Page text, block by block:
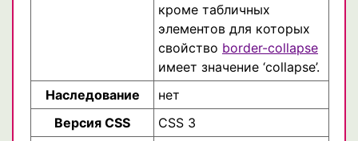
кроме табличных
элементов для которых
свойство border-collapse
имеет значение ‘collapse’.
Наследование
нет
Версия CSS
CSS 3